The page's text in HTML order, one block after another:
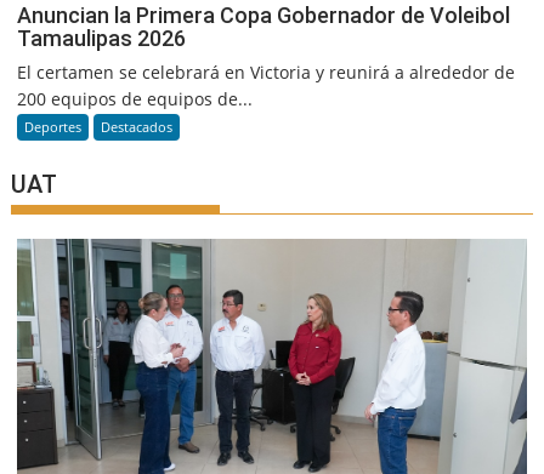
Anuncian la Primera Copa Gobernador de Voleibol
Tamaulipas 2026
El certamen se celebrará en Victoria y reunirá a alrededor de
200 equipos de equipos de...
Deportes Destacados
UAT